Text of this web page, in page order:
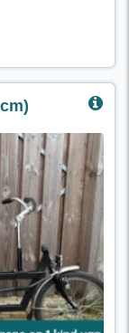
Kind Tandem
4 tot 8 jaar
105/130cm.
€ 26,00 per dag